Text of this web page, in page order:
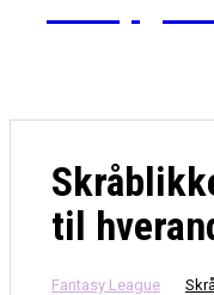
– Tips
til
Fantasy League